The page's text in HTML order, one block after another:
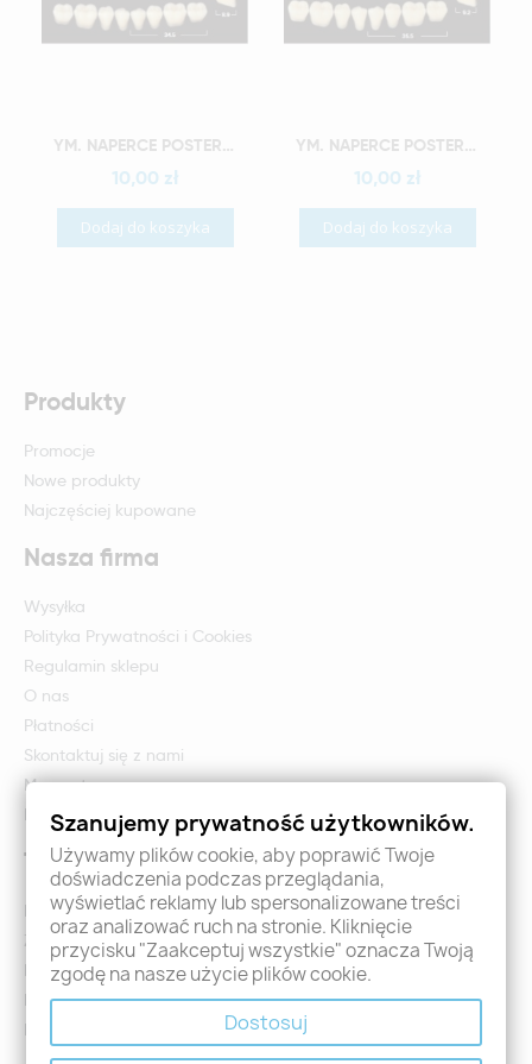
Szybki podgląd YM. NAPERCE POSTERIOR - AKRYLOWE ZĘBY SZTUCZNE - A2-M33G
10,00 zł
Dodaj do koszyka
Szybki podgląd YM. NAPERCE POSTERIOR - AKRYLOWE ZĘBY SZTUCZNE - A2-M34G
10,00 zł
Dodaj do koszyka
Produkty
Promocje
Nowe produkty
Najczęściej kupowane
Nasza firma
Wysyłka
Polityka Prywatności i Cookies
Regulamin sklepu
O nas
Płatności
Skontaktuj się z nami
Mapa strony
Formularz zwrotu i reklamacji
Twoje konto
Logowanie
Załóż konto - Rejestracja
Moje zamówienia
Promocje
Nowości
Szanujemy prywatność użytkowników.
Używamy plików cookie, aby poprawić Twoje
doświadczenia podczas przeglądania,
wyświetlać reklamy lub spersonalizowane treści
oraz analizować ruch na stronie. Kliknięcie
przycisku "Zaakceptuj wszystkie" oznacza Twoją
zgodę na nasze użycie plików cookie.
Dostosuj